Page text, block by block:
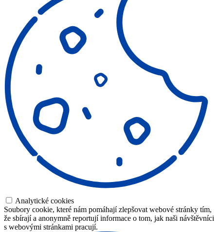
Analytické cookies
Soubory cookie, které nám pomáhají zlepšovat webové stránky tím,
že sbírají a anonymně reportují informace o tom, jak naši návštěvníci
s webovými stránkami pracují.